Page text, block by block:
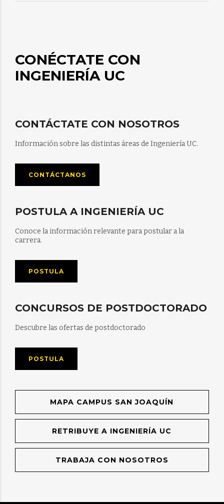
CONÉCTATE CON
INGENIERÍA UC
CONTÁCTATE CON NOSOTROS
Información sobre las distintas áreas de Ingeniería UC.
CONTÁCTANOS
POSTULA A INGENIERÍA UC
Conoce la información relevante para postular a la
carrera.
POSTULA
CONCURSOS DE POSTDOCTORADO
Descubre las ofertas de postdoctorado
POSTULA
MAPA CAMPUS SAN JOAQUÍN
RETRIBUYE A INGENIERÍA UC
TRABAJA CON NOSOTROS